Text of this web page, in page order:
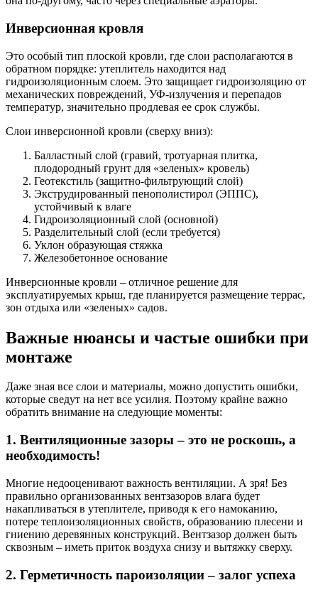
Инверсионная кровля
Это особый тип плоской кровли, где слои располагаются в
обратном порядке: утеплитель находится над
гидроизоляционным слоем. Это защищает гидроизоляцию от
механических повреждений, УФ-излучения и перепадов
температур, значительно продлевая ее срок службы.
Слои инверсионной кровли (сверху вниз):
Балластный слой (гравий, тротуарная плитка,
плодородный грунт для «зеленых» кровель)
Геотекстиль (защитно-фильтрующий слой)
Экструдированный пенополистирол (ЭППС),
устойчивый к влаге
Гидроизоляционный слой (основной)
Разделительный слой (если требуется)
Уклон образующая стяжка
Железобетонное основание
Инверсионные кровли – отличное решение для
эксплуатируемых крыш, где планируется размещение террас,
зон отдыха или «зеленых» садов.
Важные нюансы и частые ошибки при
монтаже
Даже зная все слои и материалы, можно допустить ошибки,
которые сведут на нет все усилия. Поэтому крайне важно
обратить внимание на следующие моменты:
1. Вентиляционные зазоры – это не роскошь, а
необходимость!
Многие недооценивают важность вентиляции. А зря! Без
правильно организованных вентзазоров влага будет
накапливаться в утеплителе, приводя к его намоканию,
потере теплоизоляционных свойств, образованию плесени и
гниению деревянных конструкций. Вентзазор должен быть
сквозным – иметь приток воздуха снизу и вытяжку сверху.
2. Герметичность пароизоляции – залог успеха